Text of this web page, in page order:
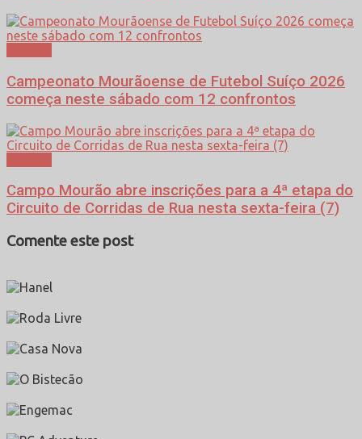
Campeonato Mourãoense de Futebol Suíço 2026
começa neste sábado com 12 confrontos
Campo Mourão abre inscrições para a 4ª etapa do
Circuito de Corridas de Rua nesta sexta-feira (7)
Comente este post